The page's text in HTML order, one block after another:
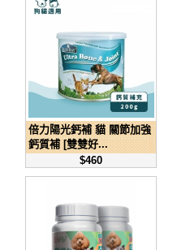
倍力陽光鈣補 貓 關節加強
鈣質補 [雙雙好...
$460